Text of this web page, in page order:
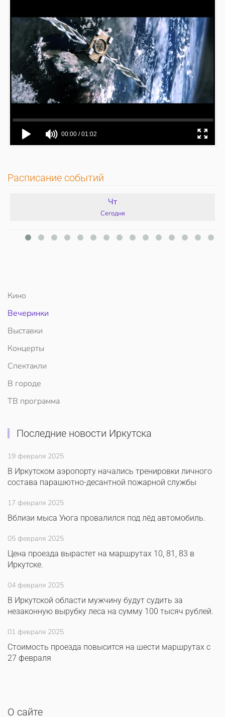
Расписание событий
Чт
Сегодня
Кино
Вечеринки
Выставки
Концерты
Спектакли
В городе
ТВ программа
Последние новости Иркутска
19 февраля 2025
В Иркутском аэропорту начались тренировки личного
состава парашютно-десантной пожарной службы
17 февраля 2025
Вблизи мыса Уюга провалился под лёд автомобиль.
05 февраля 2025
Цена проезда вырастет на маршрутах 10, 81, 83 в
Иркутске.
04 февраля 2025
В Иркутской области мужчину будут судить за
незаконную вырубку леса на сумму 100 тысяч рублей.
01 февраля 2025
Стоимость проезда повысится на шести маршрутах с
27 февраля
О сайте